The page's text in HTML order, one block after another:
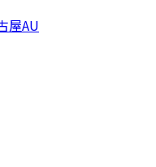
屋AU